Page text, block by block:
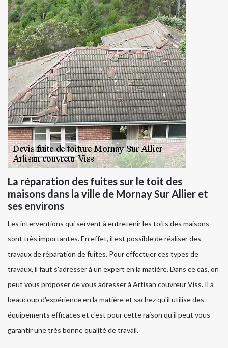
La réparation des fuites sur le toit des
maisons dans la ville de Mornay Sur Allier et
ses environs
Les interventions qui servent à entretenir les toits des maisons
sont très importantes. En effet, il est possible de réaliser des
travaux de réparation de fuites. Pour effectuer ces types de
travaux, il faut s'adresser à un expert en la matière. Dans ce cas, on
peut vous proposer de vous adresser à Artisan couvreur Viss. Il a
beaucoup d'expérience en la matière et sachez qu'il utilise des
équipements efficaces et c'est pour cette raison qu'il peut vous
garantir une très bonne qualité de travail.